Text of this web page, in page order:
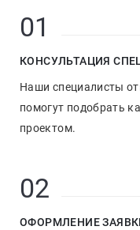
01
КОНСУЛЬТАЦИЯ
Наши специалисты
помогут подобрать
проектом.
02
ОФОРМЛЕНИЕ